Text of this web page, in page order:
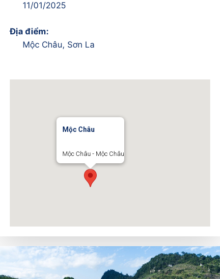
11/01/2025
Địa điểm:
Mộc Châu, Sơn La
Mộc Châu
Mộc Châu - Mộc Châu